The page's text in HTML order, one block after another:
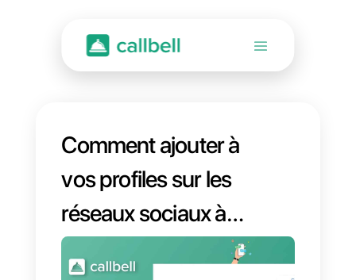
Comment ajouter à
vos profiles sur les
réseaux sociaux à